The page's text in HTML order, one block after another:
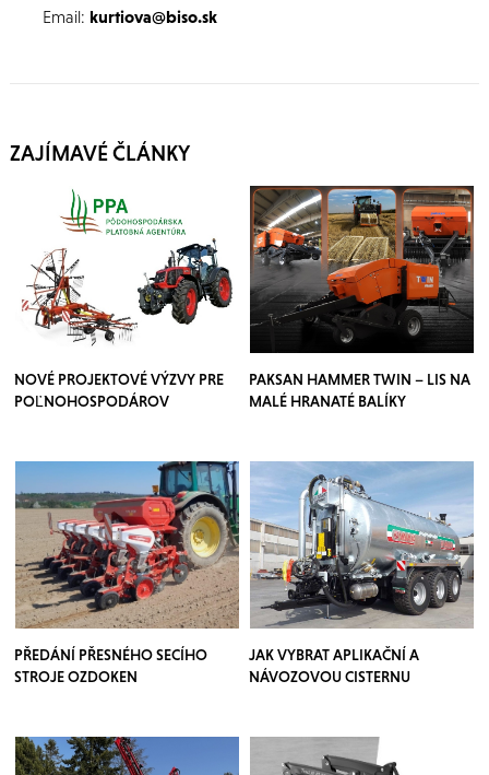
Email: kurtiova@biso.sk
ZAJÍMAVÉ ČLÁNKY
NOVÉ PROJEKTOVÉ VÝZVY PRE
POĽNOHOSPODÁROV
PAKSAN HAMMER TWIN – LIS NA
MALÉ HRANATÉ BALÍKY
PŘEDÁNÍ PŘESNÉHO SECÍHO
STROJE OZDOKEN
JAK VYBRAT APLIKAČNÍ A
NÁVOZOVOU CISTERNU